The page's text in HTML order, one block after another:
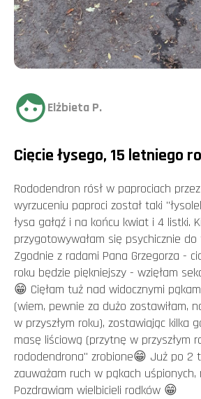
Elżbieta P.
Cięcie łysego, 15 letniego
Rododendron rósł w paprociach
wyrzuceniu paproci został taki
łysa gałąź i na końcu kwiat i 4 listki.
przygotowywałam się psychicznie
Zgodnie z radami Pana Grzegorza -
roku będzie piękniejszy - wzięłam
😁 Cięłam tuż nad widocznymi
(wiem, pewnie za dużo zostawiłam,
w przyszłym roku), zostawiając kilka
masę liściową (przytnę w przyszłym
rododendrona" zrobione😁 Już po 2
zauważam ruch w pąkach
Pozdrawiam wielbicieli rodków 😁